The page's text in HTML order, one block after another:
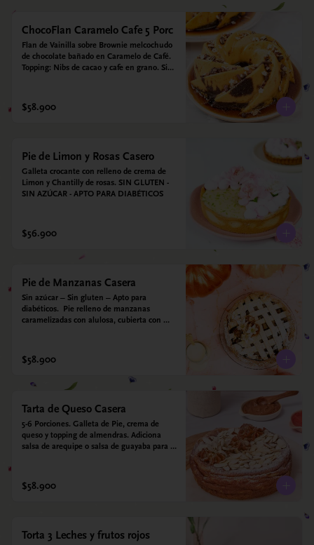
ChocoFlan Caramelo Cafe 5 Porc
Flan de Vainilla sobre Brownie melcochudo
de chocolate bañado en Caramelo de Café.
Topping: Nibs de cacao y cafe en grano. Sin
$58.900
Pie de Limon y Rosas Casero
Galleta crocante con relleno de crema de
Limon y Chantilly de rosas. SIN GLUTEN -
SIN AZÚCAR - APTO PARA DIABÉTICOS
$56.900
Pie de Manzanas Casera
Sin azúcar – Sin gluten – Apto para
diabéticos.  Pie relleno de manzanas
caramelizadas con alulosa, cubierta con
de leche de coco y que envuelve todos los
sabores.
$58.900
Tarta de Queso Casera
5-6 Porciones. Galleta de Pie, crema de
queso y topping de almendras. Adiciona
salsa de arequipe o salsa de guayaba para
$58.900
Torta 3 Leches y frutos rojos